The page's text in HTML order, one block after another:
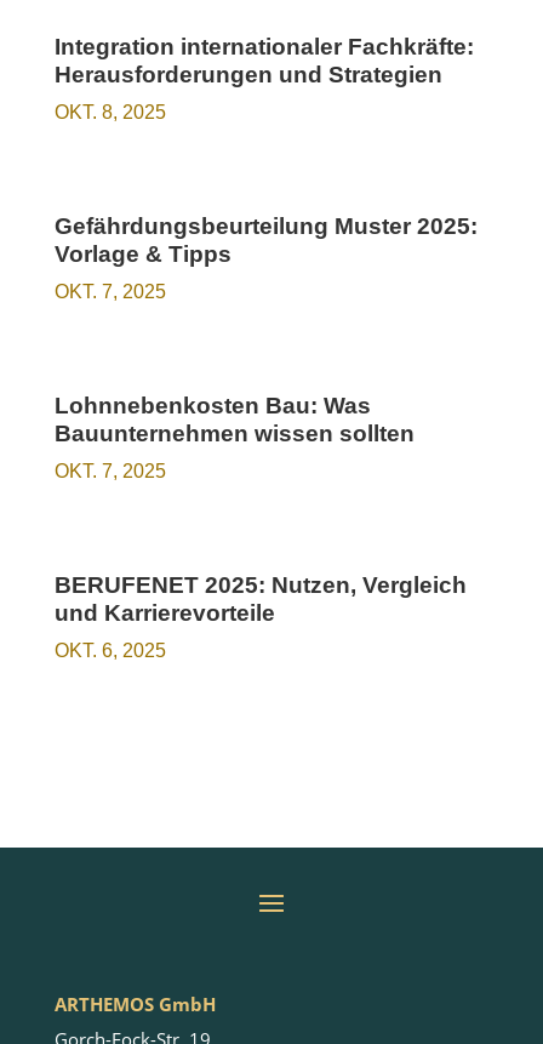
Integration internationaler Fachkräfte:
Herausforderungen und Strategien
OKT. 8, 2025
Gefährdungsbeurteilung Muster 2025:
Vorlage & Tipps
OKT. 7, 2025
Lohnnebenkosten Bau: Was
Bauunternehmen wissen sollten
OKT. 7, 2025
BERUFENET 2025: Nutzen, Vergleich
und Karrierevorteile
OKT. 6, 2025
ARTHEMOS GmbH